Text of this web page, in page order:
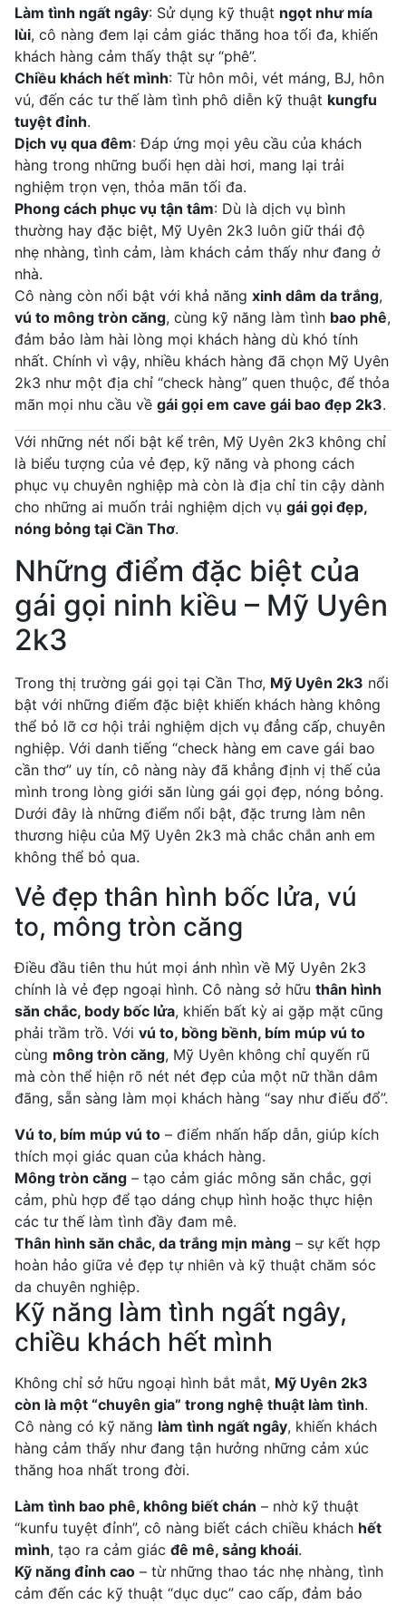
Làm tình ngất ngây: Sử dụng kỹ thuật ngọt như mía
lùi, cô nàng đem lại cảm giác thăng hoa tối đa, khiến
khách hàng cảm thấy thật sự “phê”.
Chiều khách hết mình: Từ hôn môi, vét máng, BJ, hôn
vú, đến các tư thế làm tình phô diễn kỹ thuật kungfu
tuyệt đỉnh.
Dịch vụ qua đêm: Đáp ứng mọi yêu cầu của khách
hàng trong những buổi hẹn dài hơi, mang lại trải
nghiệm trọn vẹn, thỏa mãn tối đa.
Phong cách phục vụ tận tâm: Dù là dịch vụ bình
thường hay đặc biệt, Mỹ Uyên 2k3 luôn giữ thái độ
nhẹ nhàng, tình cảm, làm khách cảm thấy như đang ở
nhà.
Cô nàng còn nổi bật với khả năng xinh dâm da trắng,
vú to mông tròn căng, cùng kỹ năng làm tình bao phê,
đảm bảo làm hài lòng mọi khách hàng dù khó tính
nhất. Chính vì vậy, nhiều khách hàng đã chọn Mỹ Uyên
2k3 như một địa chỉ “check hàng” quen thuộc, để thỏa
mãn mọi nhu cầu về gái gọi em cave gái bao đẹp 2k3.
Với những nét nổi bật kể trên, Mỹ Uyên 2k3 không chỉ
là biểu tượng của vẻ đẹp, kỹ năng và phong cách
phục vụ chuyên nghiệp mà còn là địa chỉ tin cậy dành
cho những ai muốn trải nghiệm dịch vụ gái gọi đẹp,
nóng bỏng tại Cần Thơ.
Những điểm đặc biệt của
gái gọi ninh kiều – Mỹ Uyên
2k3
Trong thị trường gái gọi tại Cần Thơ, Mỹ Uyên 2k3 nổi
bật với những điểm đặc biệt khiến khách hàng không
thể bỏ lỡ cơ hội trải nghiệm dịch vụ đẳng cấp, chuyên
nghiệp. Với danh tiếng “check hàng em cave gái bao
cần thơ” uy tín, cô nàng này đã khẳng định vị thế của
mình trong lòng giới săn lùng gái gọi đẹp, nóng bỏng.
Dưới đây là những điểm nổi bật, đặc trưng làm nên
thương hiệu của Mỹ Uyên 2k3 mà chắc chắn anh em
không thể bỏ qua.
Vẻ đẹp thân hình bốc lửa, vú
to, mông tròn căng
Điều đầu tiên thu hút mọi ánh nhìn về Mỹ Uyên 2k3
chính là vẻ đẹp ngoại hình. Cô nàng sở hữu thân hình
săn chắc, body bốc lửa, khiến bất kỳ ai gặp mặt cũng
phải trầm trồ. Với vú to, bồng bềnh, bím múp vú to
cùng mông tròn căng, Mỹ Uyên không chỉ quyến rũ
mà còn thể hiện rõ nét nét đẹp của một nữ thần dâm
đãng, sẵn sàng làm mọi khách hàng “say như điếu đổ”.
Vú to, bím múp vú to – điểm nhấn hấp dẫn, giúp kích
thích mọi giác quan của khách hàng.
Mông tròn căng – tạo cảm giác mông săn chắc, gợi
cảm, phù hợp để tạo dáng chụp hình hoặc thực hiện
các tư thế làm tình đầy đam mê.
Thân hình săn chắc, da trắng mịn màng – sự kết hợp
hoàn hảo giữa vẻ đẹp tự nhiên và kỹ thuật chăm sóc
da chuyên nghiệp.
Kỹ năng làm tình ngất ngây,
chiều khách hết mình
Không chỉ sở hữu ngoại hình bắt mắt, Mỹ Uyên 2k3
còn là một “chuyên gia” trong nghệ thuật làm tình.
Cô nàng có kỹ năng làm tình ngất ngây, khiến khách
hàng cảm thấy như đang tận hưởng những cảm xúc
thăng hoa nhất trong đời.
Làm tình bao phê, không biết chán – nhờ kỹ thuật
“kunfu tuyệt đỉnh”, cô nàng biết cách chiều khách hết
mình, tạo ra cảm giác đê mê, sảng khoái.
Kỹ năng đỉnh cao – từ những thao tác nhẹ nhàng, tình
cảm đến các kỹ thuật “dục dục” cao cấp, đảm bảo